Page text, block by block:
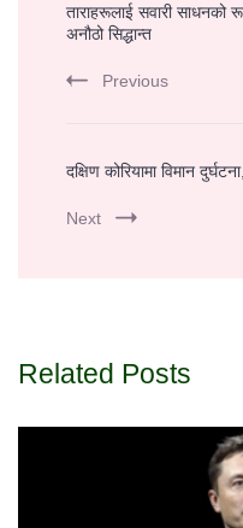
Navigation
ताराहरूलाई सवारी साधनको
अनौठो सिद्धान्त
Previous
दक्षिण कोरियामा विमान
Next
Related Posts